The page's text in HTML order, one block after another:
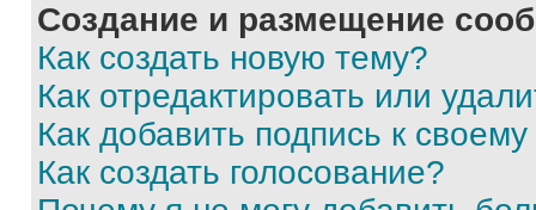
Создание и размещение
Как создать новую тему?
Как отредактировать или
Как добавить подпись к
Как создать голосование?